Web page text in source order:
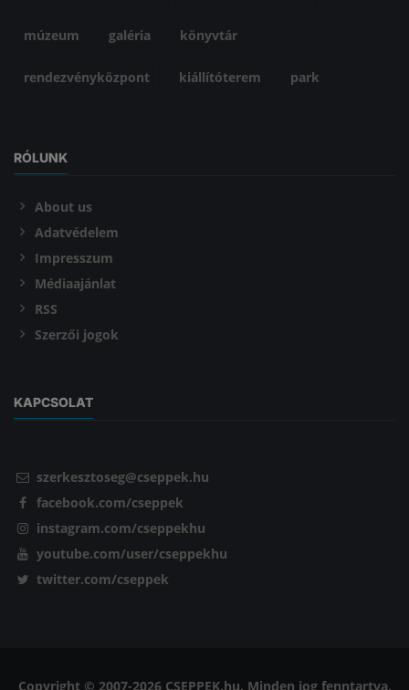
múzeum galéria könyvtár
rendezvényközpont kiállítóterem park
RÓLUNK
About us
Adatvédelem
Impresszum
Médiaajánlat
RSS
Szerzői jogok
KAPCSOLAT
szerkesztoseg@cseppek.hu
facebook.com/cseppek
instagram.com/cseppekhu
youtube.com/user/cseppekhu
twitter.com/cseppek
Copyright © 2007-2026 CSEPPEK.hu. Minden jog fenntartva.